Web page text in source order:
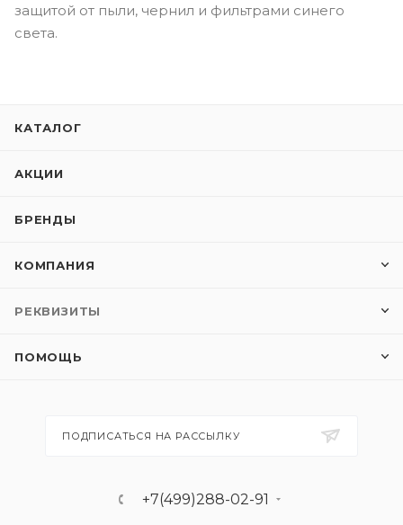
защитой от пыли, чернил и фильтрами синего
света.
КАТАЛОГ
АКЦИИ
БРЕНДЫ
КОМПАНИЯ
РЕКВИЗИТЫ
ПОМОЩЬ
ПОДПИСАТЬСЯ НА РАССЫЛКУ
+7(499)288-02-91